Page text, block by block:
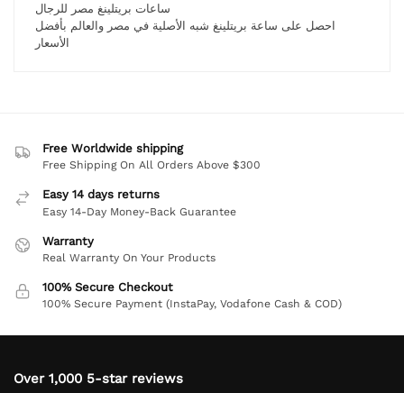
ساعات بريتلينغ مصر للرجال
احصل على ساعة بريتلينغ شبه الأصلية في مصر والعالم بأفضل
الأسعار
Free Worldwide shipping
Free Shipping On All Orders Above $300
Easy 14 days returns
Easy 14-Day Money-Back Guarantee
Warranty
Real Warranty On Your Products
100% Secure Checkout
100% Secure Payment (InstaPay, Vodafone Cash & COD)
Over 1,000 5-star reviews